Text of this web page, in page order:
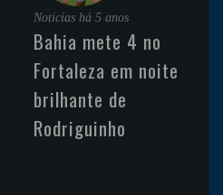
Noticias há 5 anos
Bahia mete 4 no
Fortaleza em noite
brilhante de
Rodriguinho